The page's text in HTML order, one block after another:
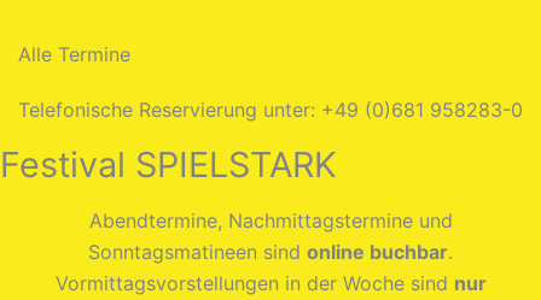
Alle Termine
Telefonische Reservierung unter: +49 (0)681 958283-0
Festival SPIELSTARK
Abendtermine, Nachmittagstermine und
Sonntagsmatineen sind online buchbar.
Vormittagsvorstellungen in der Woche sind nur